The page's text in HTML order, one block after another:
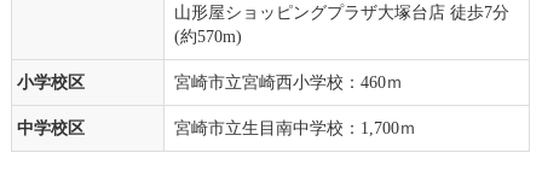
山形屋ショッピングプラザ大塚台店 徒歩7分
(約570m)
小学校区 宮崎市立宮崎西小学校：460ｍ
中学校区 宮崎市立生目南中学校：1,700ｍ